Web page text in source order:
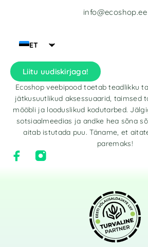
ET
Liitu uudiskirjaga!
Ecoshop veebipood toetab teadlikku
jätkusuutlikud aksessuaarid, taimsed
mööbli ja looduslikud kodutarbed.
sotsiaalmeedias ja andke hea sõna
aitab istutada puu. Täname, et
paremaks!
info@ecoshop.ee